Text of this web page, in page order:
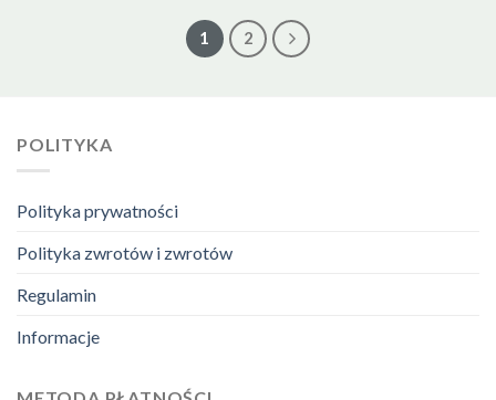
1 2
POLITYKA
Polityka prywatności
Polityka zwrotów i zwrotów
Regulamin
Informacje